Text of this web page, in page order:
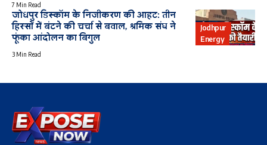
7 Min Read
Jodhpur
Energy
जोधपुर डिस्कॉम के निजीकरण की आहट: तीन
हिस्सों में बंटने की चर्चा से बवाल, श्रमिक संघ ने
फूंका आंदोलन का बिगुल
3 Min Read